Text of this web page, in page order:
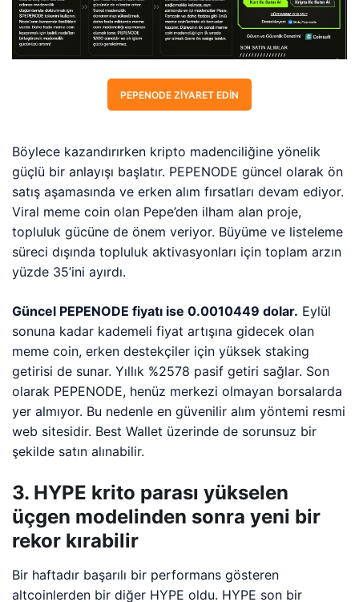
PEPENODE ZIYARET EDIN
Böylece kazandırırken kripto madenciliğine yönelik
güçlü bir anlayışı başlatır. PEPENODE güncel olarak ön
satış aşamasında ve erken alım fırsatları devam ediyor.
Viral meme coin olan Pepe’den ilham alan proje,
topluluk gücüne de önem veriyor. Büyüme ve listeleme
süreci dışında topluluk aktivasyonları için toplam arzın
yüzde 35’ini ayırdı.
Güncel PEPENODE fiyatı ise 0.0010449 dolar. Eylül
sonuna kadar kademeli fiyat artışına gidecek olan
meme coin, erken destekçiler için yüksek staking
getirisi de sunar. Yıllık %2578 pasif getiri sağlar. Son
olarak PEPENODE, henüz merkezi olmayan borsalarda
yer almıyor. Bu nedenle en güvenilir alım yöntemi resmi
web sitesidir. Best Wallet üzerinde de sorunsuz bir
şekilde satın alınabilir.
3. HYPE krito parası yükselen
üçgen modelinden sonra yeni bir
rekor kırabilir
Bir haftadır başarılı bir performans gösteren
altcoinlerden bir diğer HYPE oldu. HYPE son bir